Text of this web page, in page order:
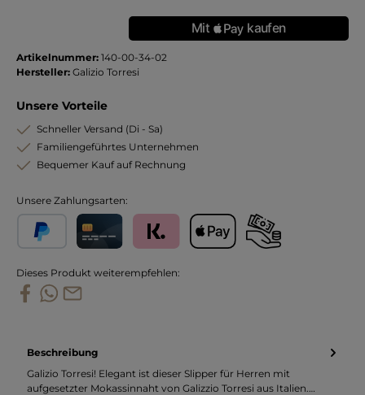
Artikelnummer: 140-00-34-02
Hersteller: Galizio Torresi
Unsere Vorteile
Schneller Versand (Di - Sa)
Familiengeführtes Unternehmen
Bequemer Kauf auf Rechnung
Unsere Zahlungsarten:
Dieses Produkt weiterempfehlen:
Beschreibung
Galizio Torresi! Elegant ist dieser Slipper für Herren mit
aufgesetzter Mokassinnaht von Galizzio Torresi aus Italien.…